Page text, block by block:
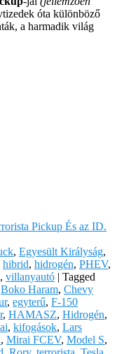
óta különböző
a harmadik világ
Pickup És az ID.
, Egyesült Királyság,
hibrid, hidrogén, PHEV,
, villanyautó | Tagged
Boko Haram, Chevy
, egyterű, F-150
, HAMASZ, Hidrogén,
, kifogások, Lars
, Mirai FCEV, Model S,